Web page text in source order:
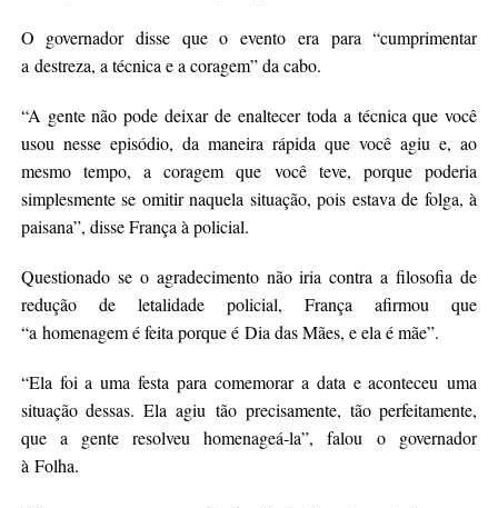
O governador disse que o evento era para “cumprimentar
a destreza, a técnica e a coragem” da cabo.
“A gente não pode deixar de enaltecer toda a técnica que você
usou nesse episódio, da maneira rápida que você agiu e, ao
mesmo tempo, a coragem que você teve, porque poderia
simplesmente se omitir naquela situação, pois estava de folga, à
paisana”, disse França à policial.
Questionado se o agradecimento não iria contra a filosofia de
redução de letalidade policial, França afirmou que
“a homenagem é feita porque é Dia das Mães, e ela é mãe”.
“Ela foi a uma festa para comemorar a data e aconteceu uma
situação dessas. Ela agiu tão precisamente, tão perfeitamente,
que a gente resolveu homenageá-la”, falou o governador
à Folha.